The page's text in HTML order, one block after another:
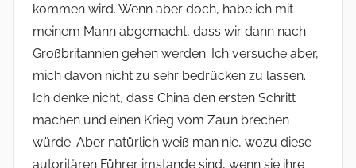
kommen wird. Wenn aber doch, habe ich mit
meinem Mann abgemacht, dass wir dann nach
Großbritannien gehen werden. Ich versuche aber,
mich davon nicht zu sehr bedrücken zu lassen.
Ich denke nicht, dass China den ersten Schritt
machen und einen Krieg vom Zaun brechen
würde. Aber natürlich weiß man nie, wozu diese
autoritären Führer imstande sind, wenn sie ihre